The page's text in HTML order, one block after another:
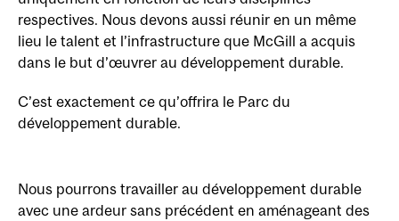
respectives. Nous devons aussi réunir en un même
lieu le talent et l’infrastructure que McGill a acquis
dans le but d’œuvrer au développement durable.
C’est exactement ce qu’offrira le Parc du
développement durable.
Nous pourrons travailler au développement durable
avec une ardeur sans précédent en aménageant des